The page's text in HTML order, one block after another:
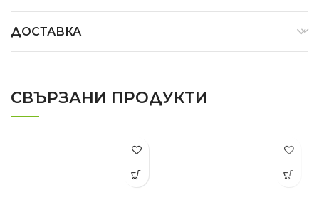
ДОСТАВКА
СВЪРЗАНИ ПРОДУКТИ